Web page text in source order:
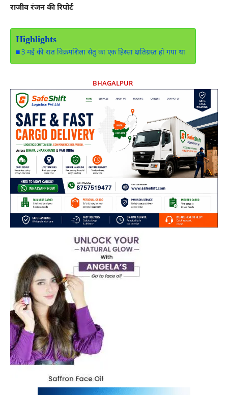
राजीव रंजन की रिपोर्ट
Highlights
3 मई की रात विक्रमशिला सेतु का एक हिस्सा क्षतिग्रस्त हो गया था
BHAGALPUR